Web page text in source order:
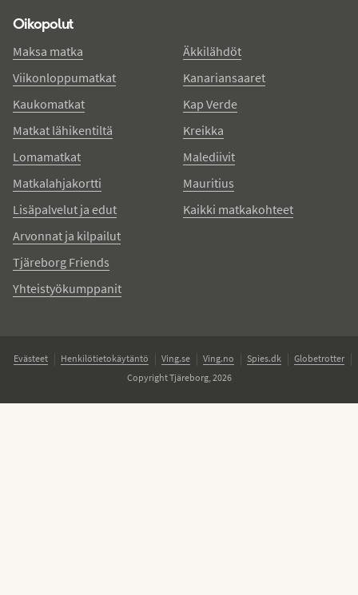
Oikopolut
Maksa matka
Viikonloppumatkat
Kaukomatkat
Matkat lähikentiltä
Lomamatkat
Matkalahjakortti
Lisäpalvelut ja edut
Arvonnat ja kilpailut
Tjäreborg Friends
Yhteistyökumppanit
Äkkilähdöt
Kanariansaaret
Kap Verde
Kreikka
Malediivit
Mauritius
Kaikki matkakohteet
Evästeet Henkilötietokäytäntö Ving.se Ving.no Spies.dk
Globetrotter
Copyright Tjäreborg, 2026